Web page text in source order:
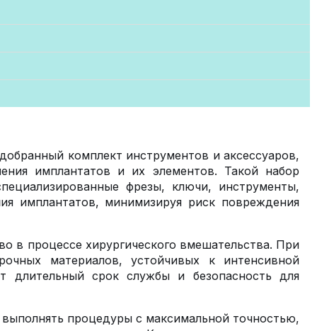
комплект инструментов и аксессуаров,
имплантатов и их элементов. Такой набор
фрезы, ключи, инструменты,
имплантатов, минимизируя риск повреждения
в процессе хирургического вмешательства. При
материалов, устойчивых к интенсивной
длительный срок службы и безопасность для
процедуры с максимальной точностью,